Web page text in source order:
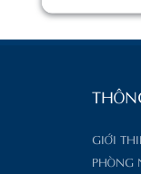
GIỚI
PHÒNG